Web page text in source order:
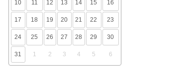
10 11 12 13 14 15 16
17 18 19 20 21 22 23
24 25 26 27 28 29 30
31 1 2 3 4 5 6